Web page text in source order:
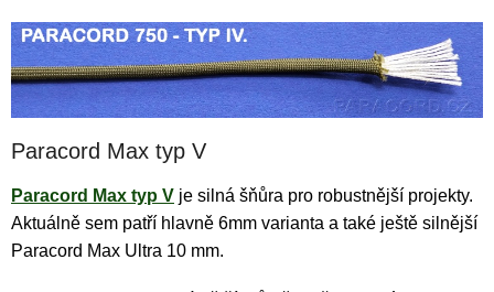
Paracord Max typ V
Paracord Max typ V je silná šňůra pro robustnější projekty.
Aktuálně sem patří hlavně 6mm varianta a také ještě silnější
Paracord Max Ultra 10 mm.